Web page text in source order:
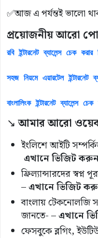
✅আজ এ পর্যন্তই ভালো
প্রয়োজনীয় আরো
রবি ইন্টারনেট ব্যালেন্স চেক করার
সহজ নিয়মে এয়ারটেল ইন্টারনেট
বাংলালিংক ইন্টারনেট ব্যালেন্স
↘️আমার আরো
ইংলিশে আইটি
এখানে ভিজিট
ফ্রিল্যান্সারদের
–এখানে ভিজিট
বাংলায় টেকনোলজি
জানতে- –এখানে
ফেসবুকে ব্লগিং,